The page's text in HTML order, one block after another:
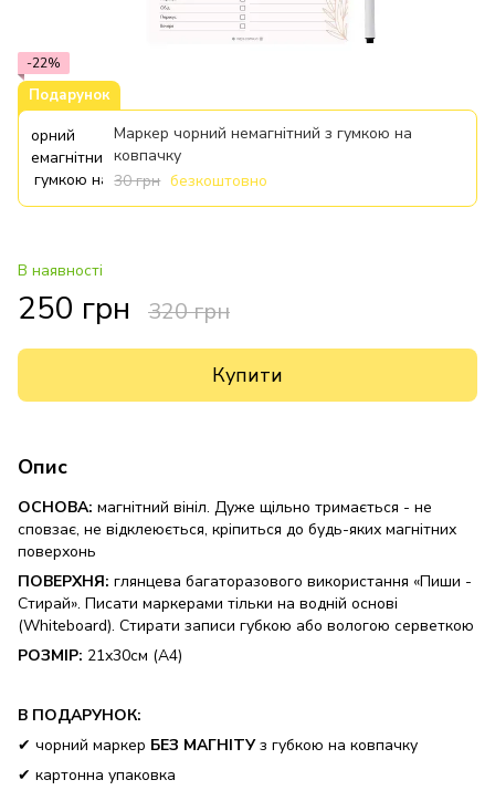
-22%
Подарунок
Маркер чорний немагнітний з гумкою на
ковпачку
30 грн безкоштовно
В наявності
250 грн 320 грн
Купити
Опис
ОСНОВА: магнітний вініл. Дуже щільно тримається - не
сповзає, не відклеюється, кріпиться до будь-яких магнітних
поверхонь
ПОВЕРХНЯ: глянцева багаторазового використання «Пиши -
Стирай». Писати маркерами тільки на водній основі
(Whiteboard). Стирати записи губкою або вологою серветкою
РОЗМІР: 21х30см (А4)
В ПОДАРУНОК:
✔ чорний маркер БЕЗ МАГНІТУз губкою на ковпачку
✔ картонна упаковка